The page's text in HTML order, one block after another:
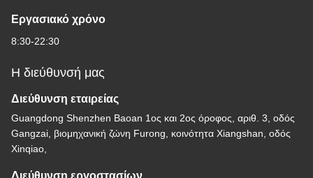
Εργασιακό χρόνο
8:30-22:30
Η διεύθυνσή μας
Διεύθυνση εταιρείας
Guangdong Shenzhen Baoan 1ος και 2ος όροφος, αριθ. 3, οδός
Gangzai, βιομηχανική ζώνη Furong, κοινότητα Xiangshan, οδός
Xinqiao,